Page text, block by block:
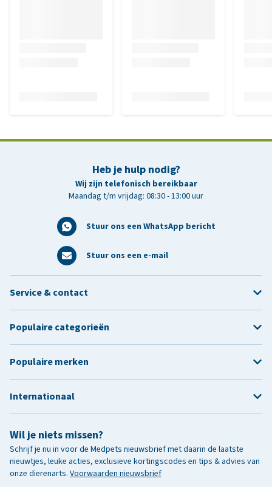
Heb je hulp nodig?
Wij zijn telefonisch bereikbaar
Maandag t/m vrijdag: 08:30 - 13:00 uur
Stuur ons een WhatsApp bericht
Stuur ons een e-mail
Wil je niets missen?
Schrijf je nu in voor de Medpets nieuwsbrief met daarin de laatste
nieuwtjes, leuke acties, exclusieve kortingscodes en tips & advies van
onze dierenarts. Voorwaarden nieuwsbrief
Service & contact
Populaire categorieën
Populaire merken
Internationaal